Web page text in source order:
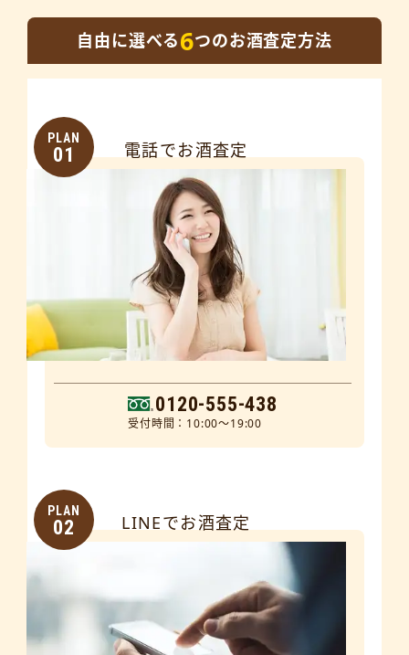
自由に選べる6つのお酒査定方法
PLAN
01 電話でお酒査定
0120-555-438
受付時間：10:00～19:00
PLAN
02 LINEでお酒査定